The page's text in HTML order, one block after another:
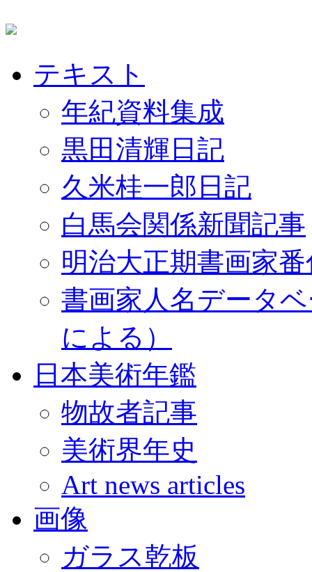
テキスト
年紀資料集成
黒田清輝日記
久米桂一郎日記
白馬会関係新聞記事
明治大正期書画家
書画家人名データ
による）
日本美術年鑑
物故者記事
美術界年史
Art news articles
画像
ガラス乾板